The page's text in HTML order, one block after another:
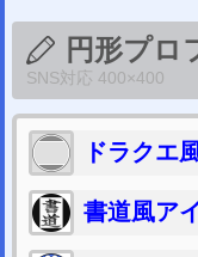
円形プロ
SNS対応 400×400
ドラクエ
書道風ア